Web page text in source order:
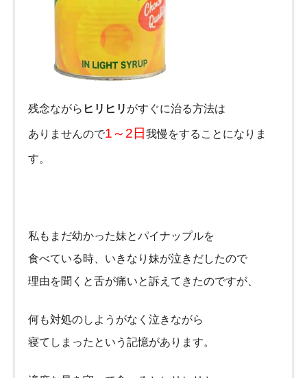
残念ながら ヒリヒリ がすぐに治る方法は
ありませんので1～2日 我慢をすることになりま
す。
私もまだ幼かった妹とパイナップルを
食べている時、いきなり妹が泣きだしたので
理由を聞くと舌が痛いと訴えてきたのですが、
何も対処のしようがなく泣きながら
寝てしまったという記憶があります。